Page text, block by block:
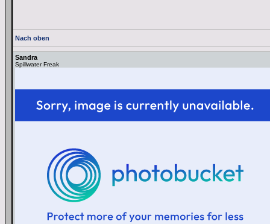
Nach oben
Sandra
Spillwater Freak